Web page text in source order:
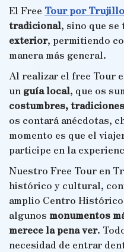
El Free Tour por Trujillo
tradicional, sino que
exterior, permitiendo
manera más general.
Al realizar el free Tour
un guía local, que os
costumbres,
os contará anécdotas,
momento es que el
participe en la
Nuestro Free Tour en
histórico y cultural,
amplio Centro
algunos monumentos
merece la pena ver.
necesidad de entrar